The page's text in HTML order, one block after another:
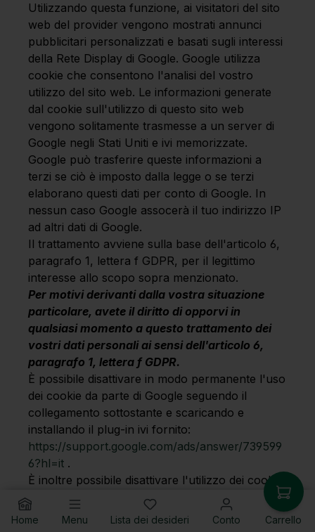
Utilizzando questa funzione, ai visitatori del sito
web del provider vengono mostrati annunci
pubblicitari personalizzati e basati sugli interessi
della Rete Display di Google. Google utilizza
cookie che consentono l'analisi del vostro
utilizzo del sito web. Le informazioni generate
dal cookie sull'utilizzo di questo sito web
vengono solitamente trasmesse a un server di
Google negli Stati Uniti e ivi memorizzate.
Google può trasferire queste informazioni a
terzi se ciò è imposto dalla legge o se terzi
elaborano questi dati per conto di Google. In
nessun caso Google assocerà il tuo indirizzo IP
ad altri dati di Google.
Il trattamento avviene sulla base dell'articolo 6,
paragrafo 1, lettera f GDPR, per il legittimo
interesse allo scopo sopra menzionato.
Per motivi derivanti dalla vostra situazione
particolare, avete il diritto di opporvi in
qualsiasi momento a questo trattamento dei
vostri dati personali ai sensi dell'articolo 6,
paragrafo 1, lettera f GDPR.
È possibile disattivare in modo permanente l'uso
dei cookie da parte di Google seguendo il
collegamento sottostante e scaricando e
installando il plug-in ivi fornito:
https://support.google.com/ads/answer/739599
6?hl=it .
È inoltre possibile disattivare l'utilizzo dei cookie
da parte di terzi visitando la pagina di
disattivazione della Network Advertising Initiative
Home Menu Lista dei desideri Conto Carrello